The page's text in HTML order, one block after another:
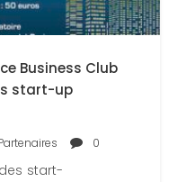
Business Club
start-up
0
start-